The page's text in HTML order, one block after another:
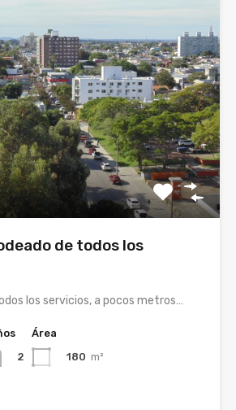
de todos los
los servicios, a pocos metros…
2
Área
180 m²